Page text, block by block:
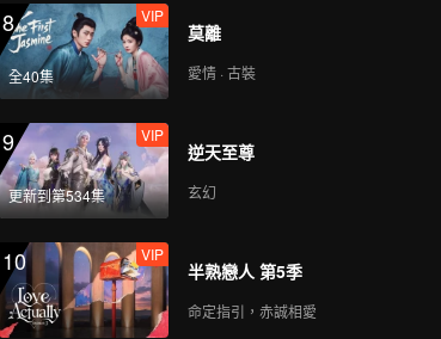
8
全40集
VIP
莫離
愛情 · 古裝
9
更新到第534集
VIP
逆天至尊
玄幻
10 VIP
半熟戀人 第5季
命定指引，赤誠相愛